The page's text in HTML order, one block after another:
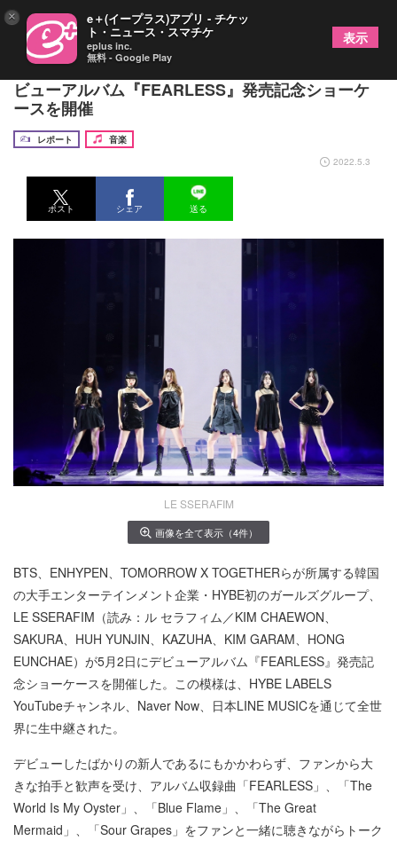
HYBE初のガールズグループ・LE SSERAFIMがデ
ビューアルバム『FEARLESS』発売記念ショーケ
ースを開催
レポート
音楽
2022.5.3
ポスト シェア 送る
LE SSERAFIM
画像を全て表示（4件）
BTS、ENHYPEN、TOMORROW X TOGETHERらが所属する韓国
の大手エンターテインメント企業・HYBE初のガールズグループ、
LE SSERAFIM（読み：ル セラフィム／KIM CHAEWON、
SAKURA、HUH YUNJIN、KAZUHA、KIM GARAM、HONG
EUNCHAE）が5月2日にデビューアルバム『FEARLESS』発売記
念ショーケースを開催した。この模様は、HYBE LABELS
YouTubeチャンネル、Naver Now、日本LINE MUSICを通じて全世
界に生中継された。
デビューしたばかりの新人であるにもかかわらず、ファンから大
きな拍手と歓声を受け、アルバム収録曲「FEARLESS」、「The
World Is My Oyster」、「Blue Flame」、「The Great
Mermaid」、「Sour Grapes」をファンと一緒に聴きながらトーク
× e＋(イープラス)アプリ - チケッ
ト・ニュース・スマチケ
eplus inc.
無料 - Google Play
表示